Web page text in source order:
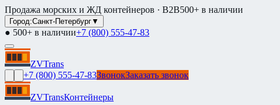
Продажа морских и ЖД контейнеров · B2B500+ в наличии
Город:Санкт-Петербург▼
● 500+ в наличии+7 (800) 555-47-83
ZVTrans
+7 (800) 555-47-83ЗвонокЗаказать звонок
ZVTransКонтейнеры